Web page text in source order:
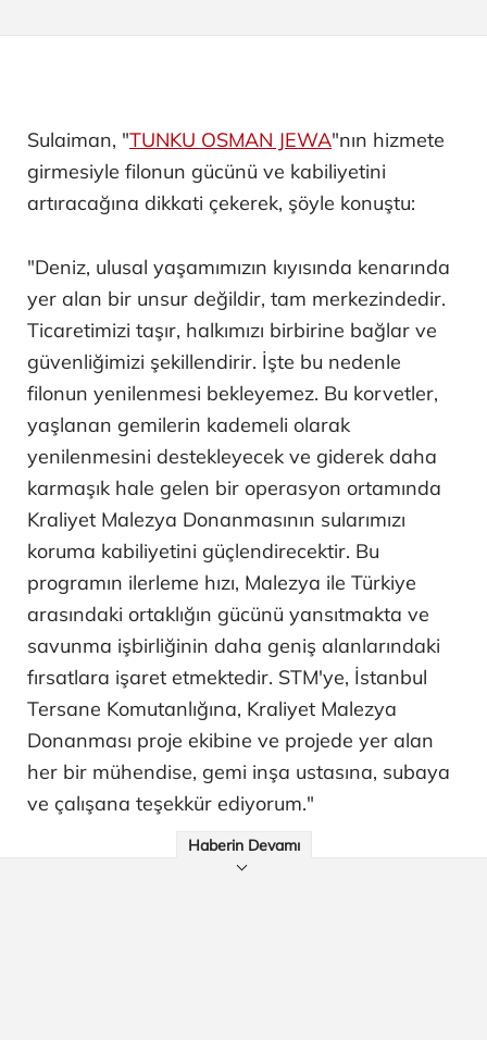
Sulaiman, "TUNKU OSMAN JEWA"nın hizmete
girmesiyle filonun gücünü ve kabiliyetini
artıracağına dikkati çekerek, şöyle konuştu:
"Deniz, ulusal yaşamımızın kıyısında kenarında
yer alan bir unsur değildir, tam merkezindedir.
Ticaretimizi taşır, halkımızı birbirine bağlar ve
güvenliğimizi şekillendirir. İşte bu nedenle
filonun yenilenmesi bekleyemez. Bu korvetler,
yaşlanan gemilerin kademeli olarak
yenilenmesini destekleyecek ve giderek daha
karmaşık hale gelen bir operasyon ortamında
Kraliyet Malezya Donanmasının sularımızı
koruma kabiliyetini güçlendirecektir. Bu
programın ilerleme hızı, Malezya ile Türkiye
arasındaki ortaklığın gücünü yansıtmakta ve
savunma işbirliğinin daha geniş alanlarındaki
fırsatlara işaret etmektedir. STM'ye, İstanbul
Tersane Komutanlığına, Kraliyet Malezya
Donanması proje ekibine ve projede yer alan
her bir mühendise, gemi inşa ustasına, subaya
ve çalışana teşekkür ediyorum."
Haberin Devamı